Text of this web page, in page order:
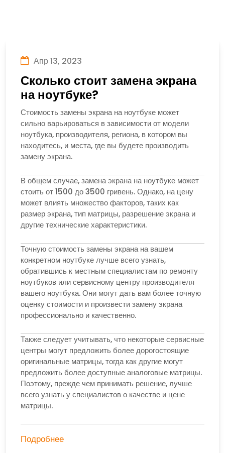
Апр 13, 2023
Сколько стоит замена экрана
на ноутбуке?
Стоимость замены экрана на ноутбуке может
сильно варьироваться в зависимости от модели
ноутбука, производителя, региона, в котором вы
находитесь, и места, где вы будете производить
замену экрана.
В общем случае, замена экрана на ноутбуке может
стоить от 1500 до 3500 гривень. Однако, на цену
может влиять множество факторов, таких как
размер экрана, тип матрицы, разрешение экрана и
другие технические характеристики.
Точную стоимость замены экрана на вашем
конкретном ноутбуке лучше всего узнать,
обратившись к местным специалистам по ремонту
ноутбуков или сервисному центру производителя
вашего ноутбука. Они могут дать вам более точную
оценку стоимости и произвести замену экрана
профессионально и качественно.
Также следует учитывать, что некоторые сервисные
центры могут предложить более дорогостоящие
оригинальные матрицы, тогда как другие могут
предложить более доступные аналоговые матрицы.
Поэтому, прежде чем принимать решение, лучше
всего узнать у специалистов о качестве и цене
матрицы.
Подробнее